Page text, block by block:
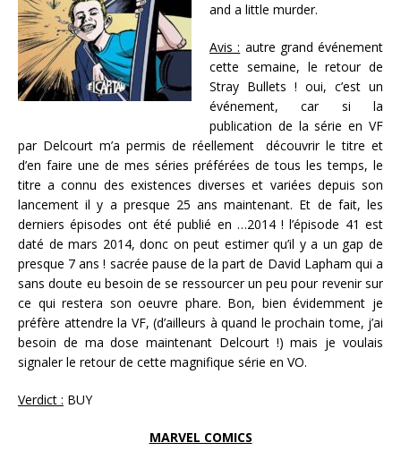
and a little murder.
Avis : autre grand événement
cette semaine, le retour de
Stray Bullets ! oui, c’est un
événement, car si la
publication de la série en VF
par Delcourt m’a permis de réellement découvrir le titre et
d’en faire une de mes séries préférées de tous les temps, le
titre a connu des existences diverses et variées depuis son
lancement il y a presque 25 ans maintenant. Et de fait, les
derniers épisodes ont été publié en …2014 ! l’épisode 41 est
daté de mars 2014, donc on peut estimer qu’il y a un gap de
presque 7 ans ! sacrée pause de la part de David Lapham qui a
sans doute eu besoin de se ressourcer un peu pour revenir sur
ce qui restera son oeuvre phare. Bon, bien évidemment je
préfère attendre la VF, (d’ailleurs à quand le prochain tome, j’ai
besoin de ma dose maintenant Delcourt !) mais je voulais
signaler le retour de cette magnifique série en VO.
Verdict : BUY
MARVEL COMICS